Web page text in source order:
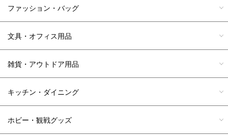
ファッション・バッグ
文具・オフィス用品
雑貨・アウトドア用品
キッチン・ダイニング
ホビー・観戦グッズ